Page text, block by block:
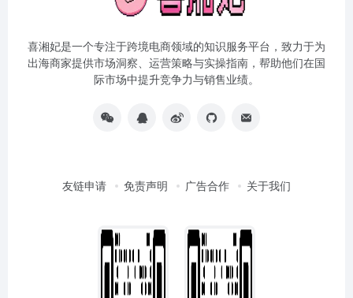
喜湘妃是一个专注于跨境电商领域的知识服务平台，致力于为
出海商家提供市场洞察、运营策略与实操指南，帮助他们在国
际市场中提升竞争力与销售业绩。
友链申请 免责声明 广告合作 关于我们